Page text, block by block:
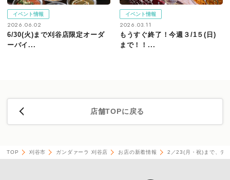
イベント情報
2026.06.02
6/30(火)まで刈谷店限定オーダ
ーバイ...
イベント情報
2026.03.11
もうすぐ終了！今週３/1５(日)
まで！！...
店舗TOPに戻る
TOP 刈谷市 ガンダァーラ 刈谷店 お店の新着情報 2／23(月・祝)まで、デ